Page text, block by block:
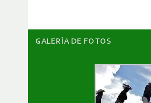
GALERÌA DE FOTOS